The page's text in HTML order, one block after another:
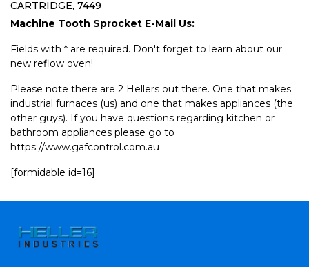
CARTRIDGE, 7449
Machine Tooth Sprocket E-Mail Us:
Fields with * are required. Don't forget to learn about our
new reflow oven!
Please note there are 2 Hellers out there. One that makes
industrial furnaces (us) and one that makes appliances (the
other guys). If you have questions regarding kitchen or
bathroom appliances please go to
https://www.gafcontrol.com.au
[formidable id=16]